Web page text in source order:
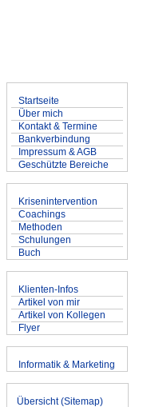
Startseite
Über mich
Kontakt & Termine
Bankverbindung
Impressum & AGB
Geschützte Bereiche
Krisenintervention
Coachings
Methoden
Schulungen
Buch
Klienten-Infos
Artikel von mir
Artikel von Kollegen
Flyer
Informatik & Marketing
Übersicht (Sitemap)